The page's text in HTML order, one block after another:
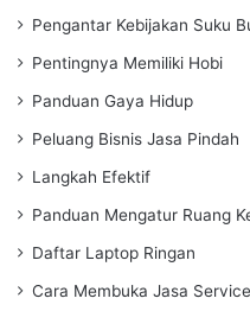
Pengantar Kebijakan Suku
Pentingnya Memiliki Hobi
Panduan Gaya Hidup
Peluang Bisnis Jasa Pindah
Langkah Efektif
Panduan Mengatur Ruang
Daftar Laptop Ringan
Cara Membuka Jasa Service